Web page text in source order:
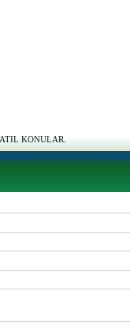
KONULAR.